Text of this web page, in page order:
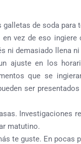
de soda para
vez de eso
ni demasiado llena
ajuste en los
que se
ser
Investigaciones
matutino.
te guste. En pocas